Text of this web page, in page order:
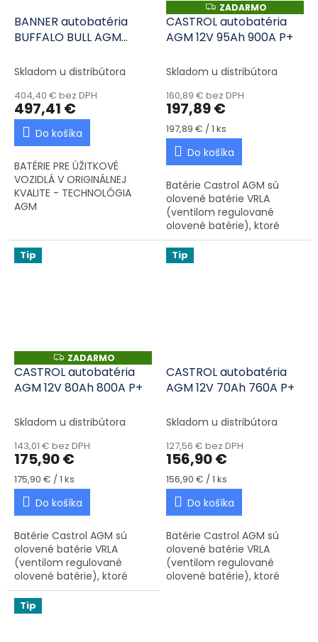
BANNER autobatéria
BUFFALO BULL AGM
Skladom u distribútora
404,40 € bez DPH
497,41 €
Do košíka
BATÉRIE PRE ÚŽITKOVÉ
VOZIDLÁ V ORIGINÁLNEJ
KVALITE - TECHNOLÓGIA
AGM
ZADARMO
ZADARMO
CASTROL autobatéria
AGM 12V 95Ah 900A P+
Skladom u distribútora
160,89 € bez DPH
197,89 €
Jednotková cena:
197,89 € / 1 ks
Do košíka
Batérie Castrol AGM sú
olovené batérie VRLA
(ventilom regulované
olovené batérie), ktoré
využívajú technológiu AGM
(Absorbent Glass Mat). Sú
ideálne pre vozidlá
Tip
ZADARMO
ZADARMO
CASTROL autobatéria
AGM 12V 80Ah 800A P+
Skladom u distribútora
143,01 € bez DPH
175,90 €
Jednotková cena:
175,90 € / 1 ks
Do košíka
Batérie Castrol AGM sú
olovené batérie VRLA
(ventilom regulované
olovené batérie), ktoré
využívajú technológiu AGM
(Absorbent Glass Mat). Sú
ideálne pre vozidlá
Tip
CASTROL autobatéria
AGM 12V 70Ah 760A P+
Skladom u distribútora
127,56 € bez DPH
156,90 €
Jednotková cena:
156,90 € / 1 ks
Do košíka
Batérie Castrol AGM sú
olovené batérie VRLA
(ventilom regulované
olovené batérie), ktoré
Tip